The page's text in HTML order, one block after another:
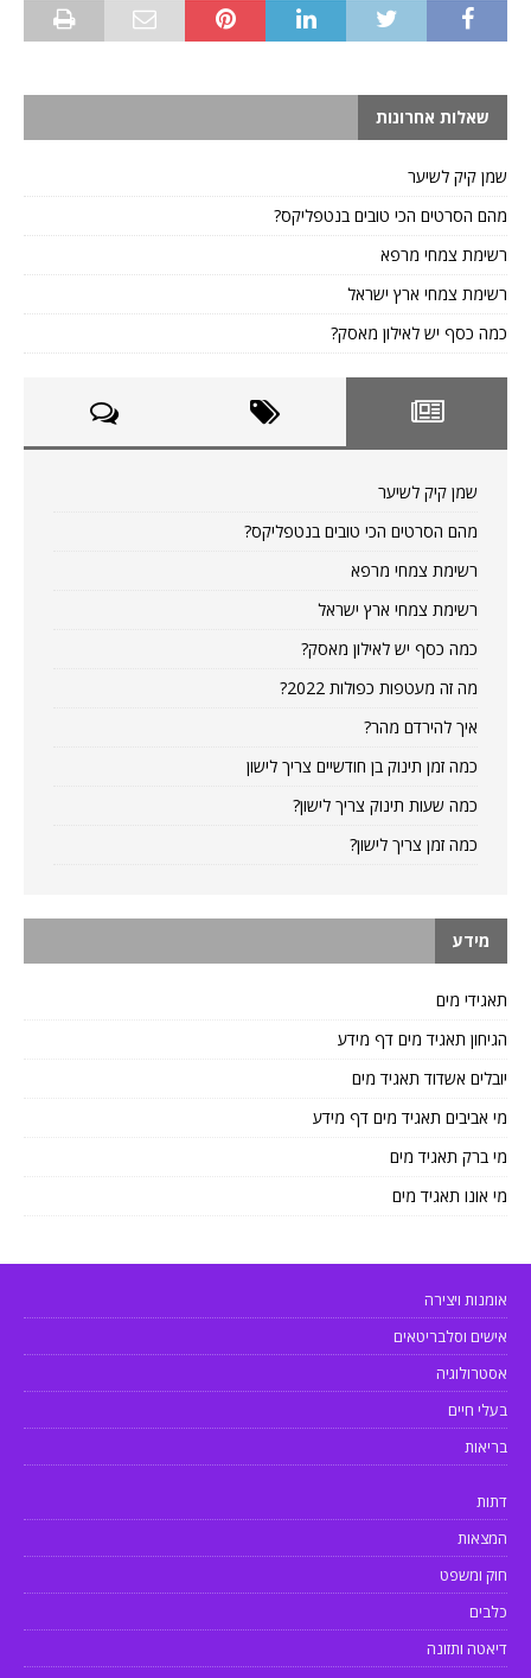
שאלות אחרונות
שמן קיק לשיער
מהם הסרטים הכי טובים בנטפליקס?
רשימת צמחי מרפא
רשימת צמחי ארץ ישראל
כמה כסף יש לאילון מאסק?
שמן קיק לשיער
מהם הסרטים הכי טובים בנטפליקס?
רשימת צמחי מרפא
רשימת צמחי ארץ ישראל
כמה כסף יש לאילון מאסק?
מה זה מעטפות כפולות 2022?
איך להירדם מהר?
כמה זמן תינוק בן חודשיים צריך לישון
כמה שעות תינוק צריך לישון?
כמה זמן צריך לישון?
מידע
תאגידי מים
הגיחון תאגיד מים דף מידע
יובלים אשדוד תאגיד מים
מי אביבים תאגיד מים דף מידע
מי ברק תאגיד מים
מי אונו תאגיד מים
אומנות ויצירה
אישים וסלבריטאים
אסטרולוגיה
בעלי חיים
בריאות
דתות
המצאות
חוק ומשפט
כלבים
דיאטה ותזונה